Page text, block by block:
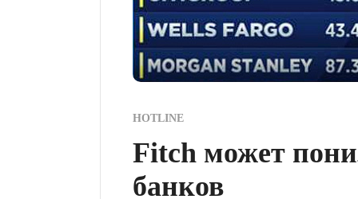
HOTLINE
Fitch может
банков